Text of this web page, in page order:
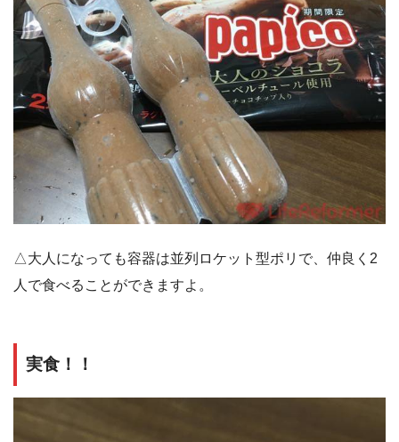
△大人になっても容器は並列ロケット型ポリで、仲良く2
人で食べることができますよ。
実食！！